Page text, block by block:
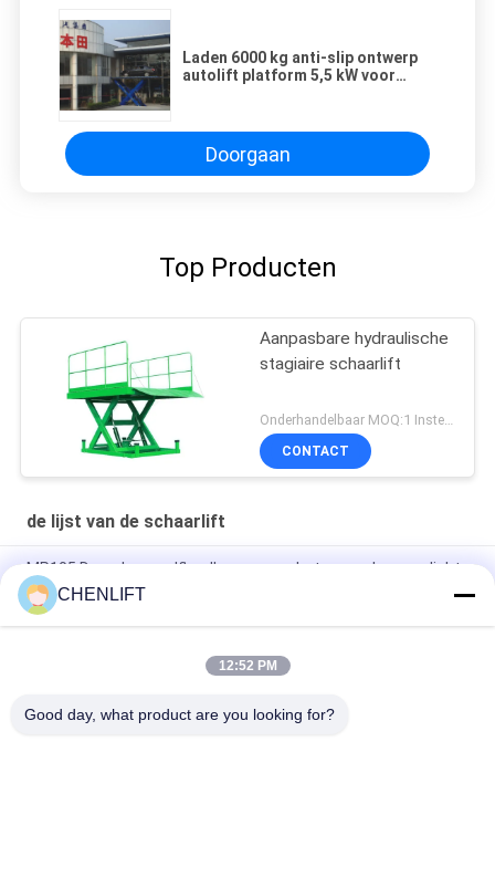
Laden 6000 kg anti-slip ontwerp
autolift platform 5,5 kW voor
Doorgaan
Top Producten
Aanpasbare hydraulische
stagiaire schaarlift
Onderhandelbaar MOQ:1 Instellen
CONTACT
de lijst van de schaarlift
MP105 Draagbare zelflaadkarren voor het verwerken van licht
materiaal
1110 mm palletpal lading heftafel hefboomlader voor 2000 kg
Zware industriële enkele schaarlift, solide en duurzame
CHENLIFT
12:52 PM
Good day, what product are you looking for?